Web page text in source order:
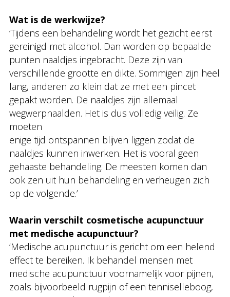
Wat is de werkwijze?
‘Tijdens een behandeling wordt het gezicht eerst
gereinigd met alcohol. Dan worden op bepaalde
punten naaldjes ingebracht. Deze zijn van
verschillende grootte en dikte. Sommigen zijn heel
lang, anderen zo klein dat ze met een pincet
gepakt worden. De naaldjes zijn allemaal
wegwerpnaalden. Het is dus volledig veilig. Ze
moeten
enige tijd ontspannen blijven liggen zodat de
naaldjes kunnen inwerken. Het is vooral geen
gehaaste behandeling. De meesten komen dan
ook zen uit hun behandeling en verheugen zich
op de volgende.’
Waarin verschilt cosmetische acupunctuur
met medische acupunctuur?
‘Medische acupunctuur is gericht om een helend
effect te bereiken. Ik behandel mensen met
medische acupunctuur voornamelijk voor pijnen,
zoals bijvoorbeeld rugpijn of een tenniselleboog,